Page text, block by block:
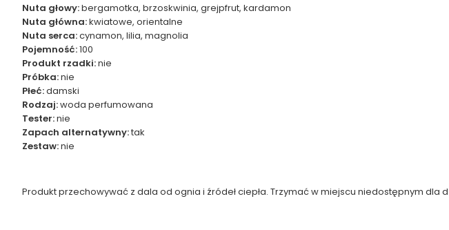
Nuta głowy:bergamotka, brzoskwinia, grejpfrut, kardamon
Nuta główna:kwiatowe, orientalne
Nuta serca:cynamon, lilia, magnolia
Pojemność:100
Produkt rzadki:nie
Próbka:nie
Płeć:damski
Rodzaj:woda perfumowana
Tester:nie
Zapach alternatywny:tak
Zestaw:nie
Produkt przechowywać z dala od ognia i źródeł ciepła. Trzymać w miejscu niedostępnym